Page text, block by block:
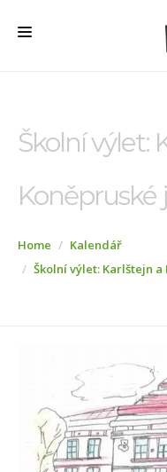
ŠD + ŠK
ÚŘEDNÍ DESKA
FOTOGALERIE
KONTAKTY
Školní výlet:
Koněpruské
Home
Kalendář
Školní výlet: Karlštejn a